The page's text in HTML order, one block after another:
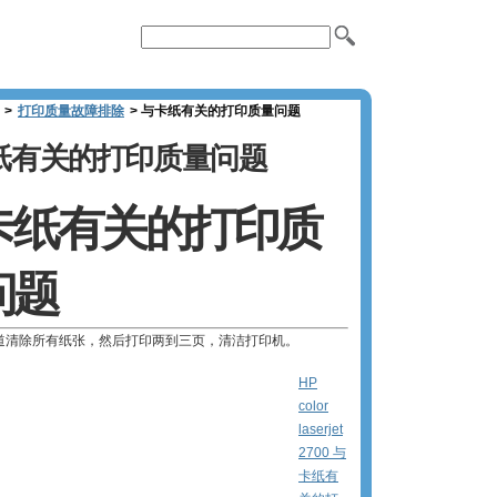
> 打印质量故障排除 > 与卡纸有关的打印质量问题
有关的打印质量问题
纸有关的打印质
题
除所有纸张，然后打印两到三页，清洁打印机。
HP
color
laserjet
2700 与
卡纸有